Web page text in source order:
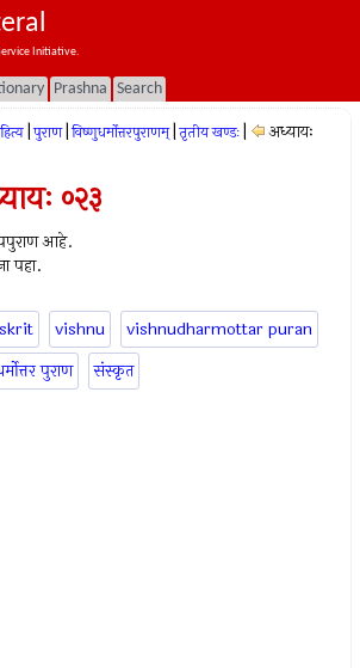
Initiative.
Prashna Search
पुराण विष्णुधर्मोत्तरपुराणम् तृतीय खण्डः
अध्यायः
०२३
आहे.
पहा.
vishnu
vishnudharmottar puran
पुराण संस्कृत